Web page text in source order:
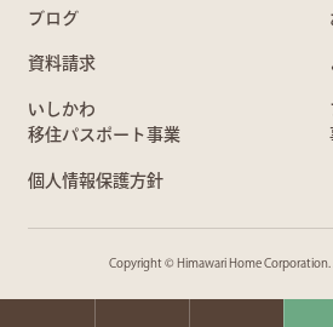
ブログ
資料請求
いしかわ
移住パスポート事業
個人情報保護方針
Copyright © Himawari Home Corporation.